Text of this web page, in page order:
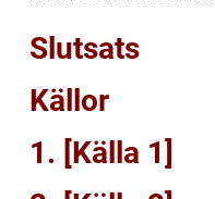
Slutsats
Källor
1. [Källa 1]